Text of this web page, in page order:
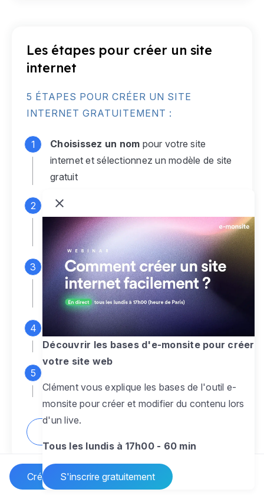
Créer un site Internet
Les étapes pour créer un site
internet
5 ÉTAPES POUR CRÉER UN SITE
INTERNET GRATUITEMENT :
Choisissez un nom pour votre site
internet et sélectionnez un modèle de site
gratuit
Connectez-vous
monsite gratuit pour accéder à votre
espace d'administration
Personnalisez entièrement le
designpour créer un site web sur-mesure,
à votre image
Ajoutez des pagessans limite pour
présenter votre activité, votre passion
pour rendre votre site dynamique
Découvrir les bases d'e-monsite pour créer
votre site web
Clément vous explique les bases de l'outil e-
monsite pour créer et modifier du contenu lors
d'un live.
Tous les lundis à 17h00 - 60 min
S'inscrire gratuitement